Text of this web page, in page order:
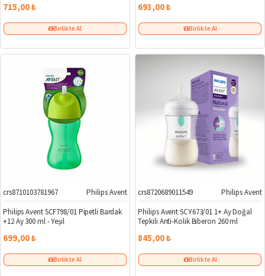
seçenekleri, set halinde kampanyalı ürünler ve yeni doğan setleri
bulunmaktadır.
ONLINE SIPARIŞ KOLAYLIĞI
Sitemiz üzerinden güvenli ve hızlı bir şekilde sipariş verebilir, seçtiğiniz
biberon ve emziklerikapınıza kadar hızlı teslimat
avantajıyla temin
edebilirsiniz.
Biberon ve emzik kategorisi
, bebeğinizin günlük rutininde ihtiyaç
duyacağı kaliteli ve güvenli ürünleri bir araya getirir. Geniş marka
seçenekleri, kullanıcı dostu tasarımlar ve sağlık odaklı çözümlerle en uygun
ürünleri şimdi keşfedin.
715,00 ₺
Birlikte Al
693,00 ₺
Birlikte Al
crs8710103781967
Philips Avent
Philips Avent SCF798/01 Pipetli Bardak
+12 Ay 300 ml - Yeşil
699,00 ₺
Birlikte Al
crs8720689011549
Philips Avent
Philips Avent SCY673/01 1+ Ay Doğal
Tepkili Anti-Kolik Biberon 260 ml
845,00 ₺
Birlikte Al